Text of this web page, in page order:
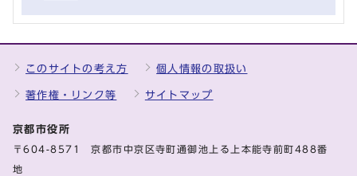
このサイトの考え方 個人情報の取扱い
著作権・リンク等 サイトマップ
京都市役所
〒604-8571 京都市中京区寺町通御池上る上本能寺前町488番
地